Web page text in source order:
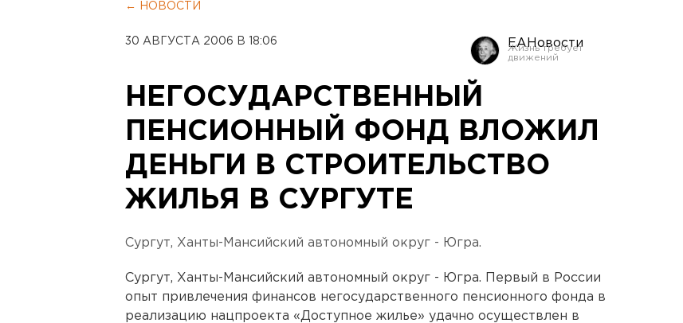
← НОВОСТИ
30 АВГУСТА 2006 В 18:06 ЕАНовости
НЕГОСУДАРСТВЕННЫЙ
ПЕНСИОННЫЙ ФОНД ВЛОЖИЛ
ДЕНЬГИ В СТРОИТЕЛЬСТВО
ЖИЛЬЯ В СУРГУТЕ
Сургут, Ханты-Мансийский автономный округ - Югра.
Сургут, Ханты-Мансийский автономный округ - Югра. Первый в России
опыт привлечения финансов негосударственного пенсионного фонда в
реализацию нацпроекта «Доступное жилье» удачно осуществлен в